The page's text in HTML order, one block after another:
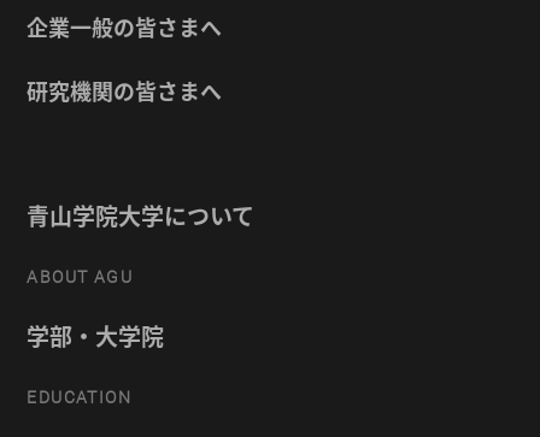
企業一般の皆さまへ
研究機関の皆さまへ
青山学院大学について
ABOUT AGU
学部・大学院
EDUCATION